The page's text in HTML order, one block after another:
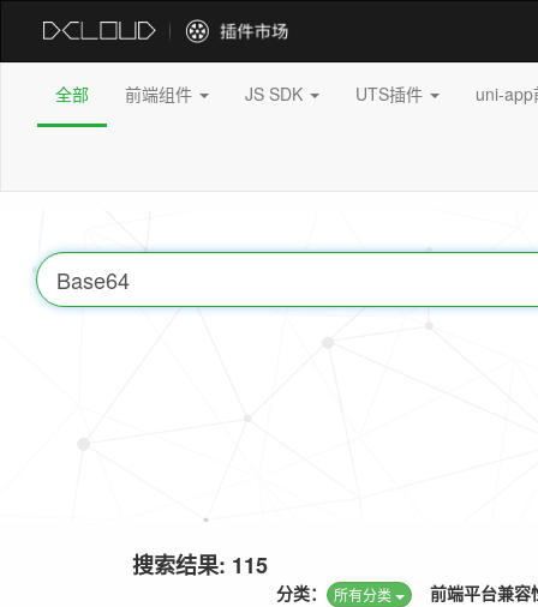
全部 前端组件 JS SDK UTS插件 uni-
搜索结果: 115
前端平台兼容
分类： 所有分类